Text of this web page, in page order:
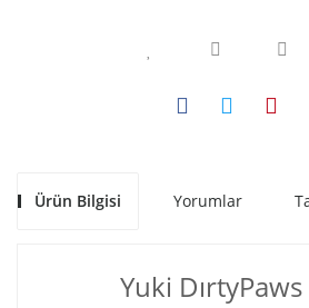
Ürün Bilgisi Yorumlar
Yuki